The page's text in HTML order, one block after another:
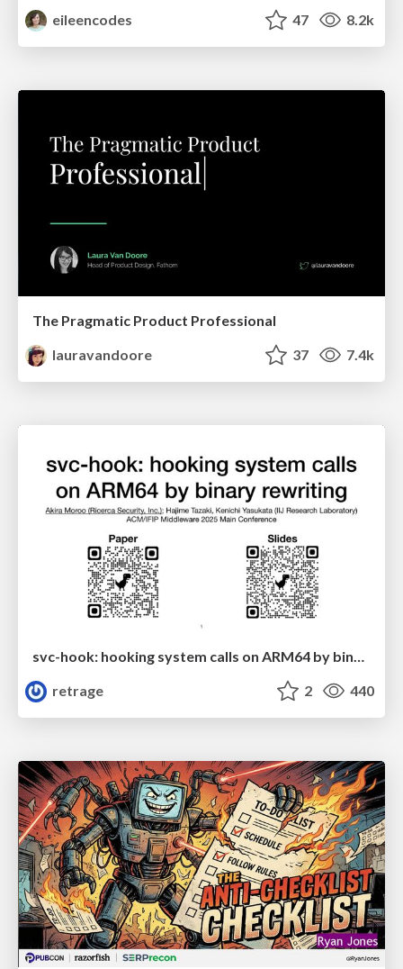
eileencodes 47 8.2k
The Pragmatic Product Professional
lauravandoore
37 7.4k
retrage
2 440